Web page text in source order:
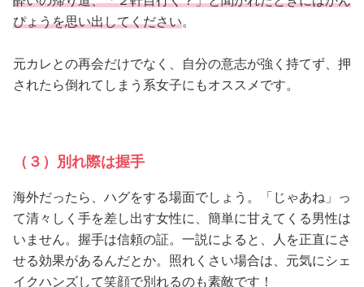
ぴょうを思い出してください。
元カレとの再会だけでなく、自分の意志が強く持てず、押
されたら倒れてしまう系女子にもオススメです。
（３）別れ際は握手
海外だったら、ハグをする場面でしょう。「じゃあね」っ
て清々しく手を差し出す女性に、簡単に甘えてくる男性は
いません。握手は信頼の証。一説によると、人を正直にさ
せる効果があるんだとか。照れくさい場合は、元気にシェ
イクハンズして笑顔で別れるのも素敵です！